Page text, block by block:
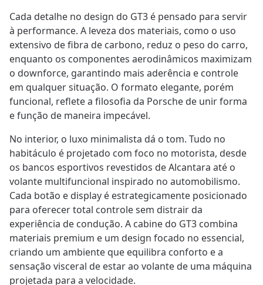
Cada detalhe no design do GT3 é pensado para servir
à performance. A leveza dos materiais, como o uso
extensivo de fibra de carbono, reduz o peso do carro,
enquanto os componentes aerodinâmicos maximizam
o downforce, garantindo mais aderência e controle
em qualquer situação. O formato elegante, porém
funcional, reflete a filosofia da Porsche de unir forma
e função de maneira impecável.
No interior, o luxo minimalista dá o tom. Tudo no
habitáculo é projetado com foco no motorista, desde
os bancos esportivos revestidos de Alcantara até o
volante multifuncional inspirado no automobilismo.
Cada botão e display é estrategicamente posicionado
para oferecer total controle sem distrair da
experiência de condução. A cabine do GT3 combina
materiais premium e um design focado no essencial,
criando um ambiente que equilibra conforto e a
sensação visceral de estar ao volante de uma máquina
projetada para a velocidade.